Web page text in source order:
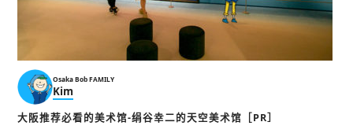
Osaka Bob FAMILY
Kim
大阪推荐必看的美术馆-绢谷幸二的天空美术馆［PR］